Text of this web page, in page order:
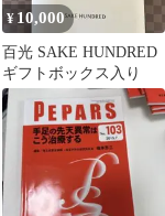
¥ 10,000
百光 SAKE HUNDRED
ギフトボックス入り